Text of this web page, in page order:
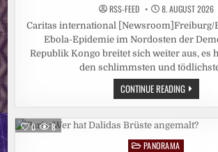
RSS-FEED 8. AUGUST 2026
Caritas international [Newsroom]Freiburg/
Ebola-Epidemie im Nordosten der
Republik Kongo breitet sich weiter aus, es
den schlimmsten und
CONTINUE READINGCARITAS:
EBOLA-
EPIDEMIE
DER
DR
0 8
PostedPANORAMA